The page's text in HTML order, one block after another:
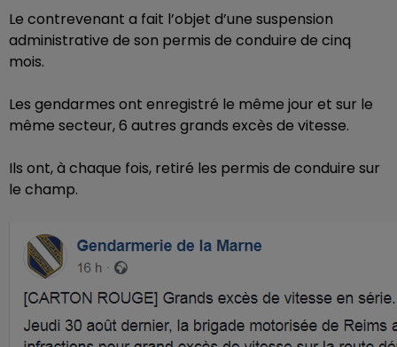
Le contrevenant a fait l’objet d’une suspension
administrative de son permis de conduire de cinq
mois.
Les gendarmes ont enregistré le même jour et sur le
même secteur, 6 autres grands excès de vitesse.
Ils ont, à chaque fois, retiré les permis de conduire sur
le champ.